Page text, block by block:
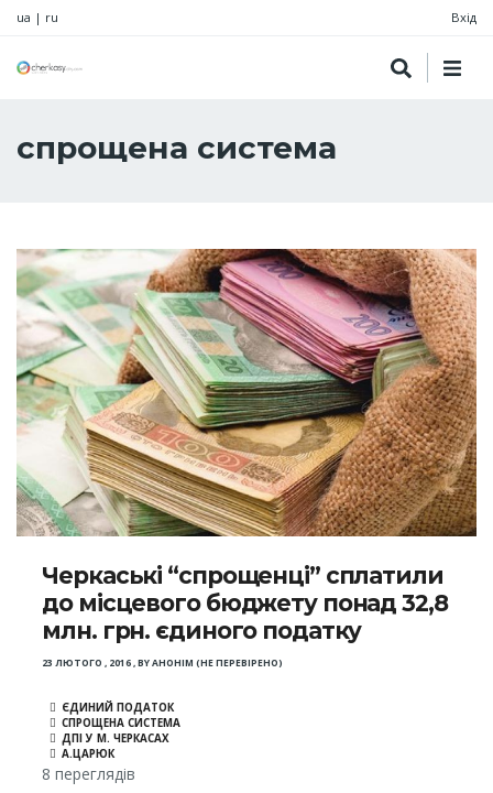
ua | ru Вхід
спрощена система
Черкаські “спрощенці” сплатили
до місцевого бюджету понад 32,8
млн. грн. єдиного податку
23 ЛЮТОГО , 2016,BYАНОНІМ (НЕ ПЕРЕВІРЕНО)
ЄДИНИЙ ПОДАТОК
СПРОЩЕНА СИСТЕМА
ДПІ У М. ЧЕРКАСАХ
А.ЦАРЮК
8 переглядів